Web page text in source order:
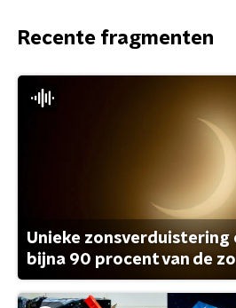
Recente fragmenten
Unieke zonsverduistering
bijna 90 procent van de